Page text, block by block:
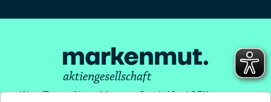
Winx Tower, Neue Mainzer Str. 6-10 . 60311